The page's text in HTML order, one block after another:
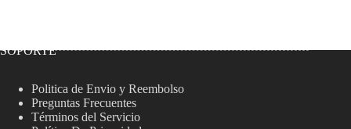
SOPORTE
Politica de Envio y Reembolso
Preguntas Frecuentes
Términos del Servicio